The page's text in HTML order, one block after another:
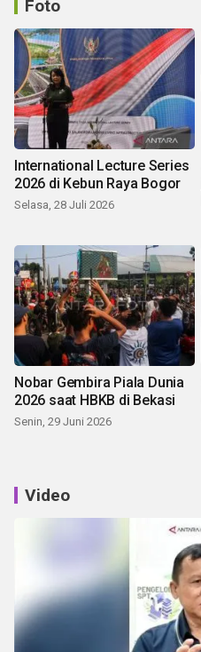
Foto
International Lecture Series
2026 di Kebun Raya Bogor
Selasa, 28 Juli 2026
Nobar Gembira Piala Dunia
2026 saat HBKB di Bekasi
Senin, 29 Juni 2026
Video